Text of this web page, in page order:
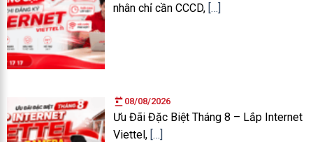
nhân chỉ cần CCCD, […]
08/08/2026
Ưu Đãi Đặc Biệt Tháng 8 – Lắp Internet
Viettel, […]